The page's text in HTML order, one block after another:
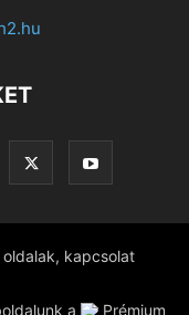
oldalak, kapcsolat
a Prémium